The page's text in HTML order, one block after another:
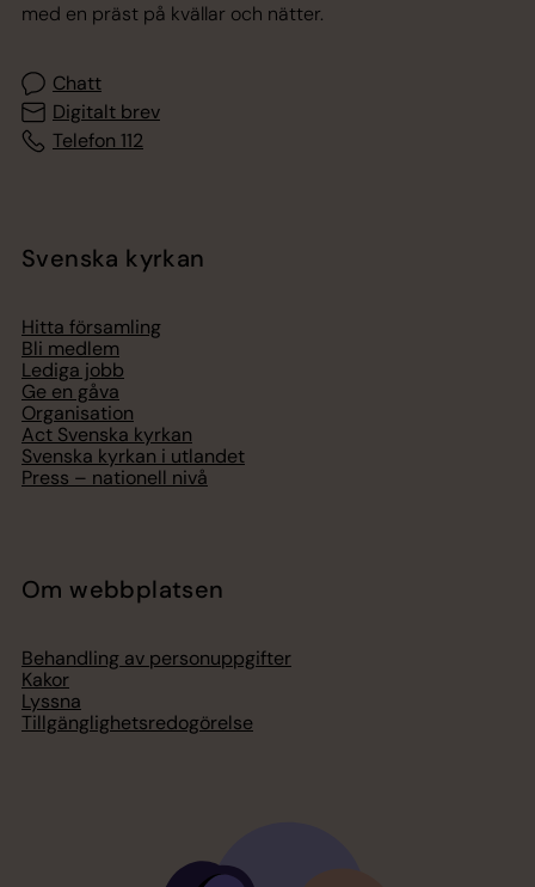
med en präst på kvällar och nätter.
Chatt
Digitalt brev
Telefon 112
Svenska kyrkan
Hitta församling
Bli medlem
Lediga jobb
Ge en gåva
Organisation
Act Svenska kyrkan
Svenska kyrkan i utlandet
Press – nationell nivå
Om webbplatsen
Behandling av personuppgifter
Kakor
Lyssna
Tillgänglighetsredogörelse